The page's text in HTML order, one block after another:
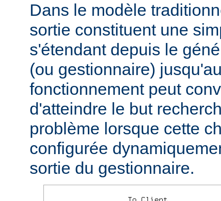
Dans le modèle
sortie constituent une
s'étendant depuis le
(ou gestionnaire)
fonctionnement peut
d'atteindre le but
problème lorsque cette
configurée
sortie du gestionnaire.